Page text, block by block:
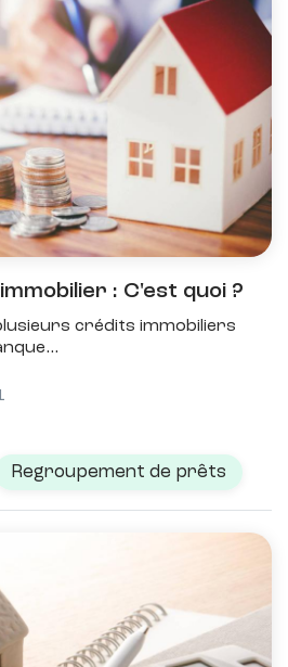
: C'est quoi ?
crédits immobiliers
Regroupement de prêts